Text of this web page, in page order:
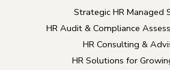
Strategic HR Managed
HR Audit & Compliance
HR Consulting &
HR Solutions for